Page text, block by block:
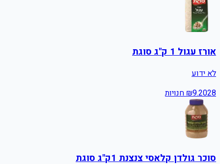
אורז עגול 1 ק"ג סוגת
לא ידוע
₪9.2028 חנויות
סוכר גולדן קלאסי צנצנת 1ק"ג סוגת